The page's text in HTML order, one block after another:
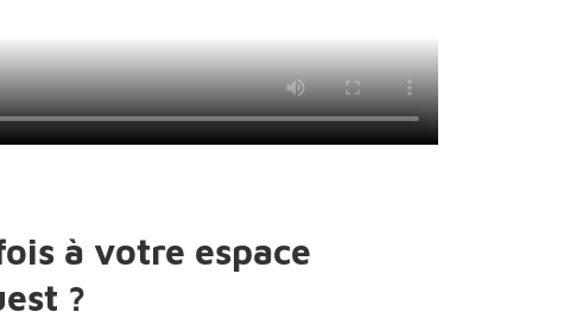
à votre espace
?